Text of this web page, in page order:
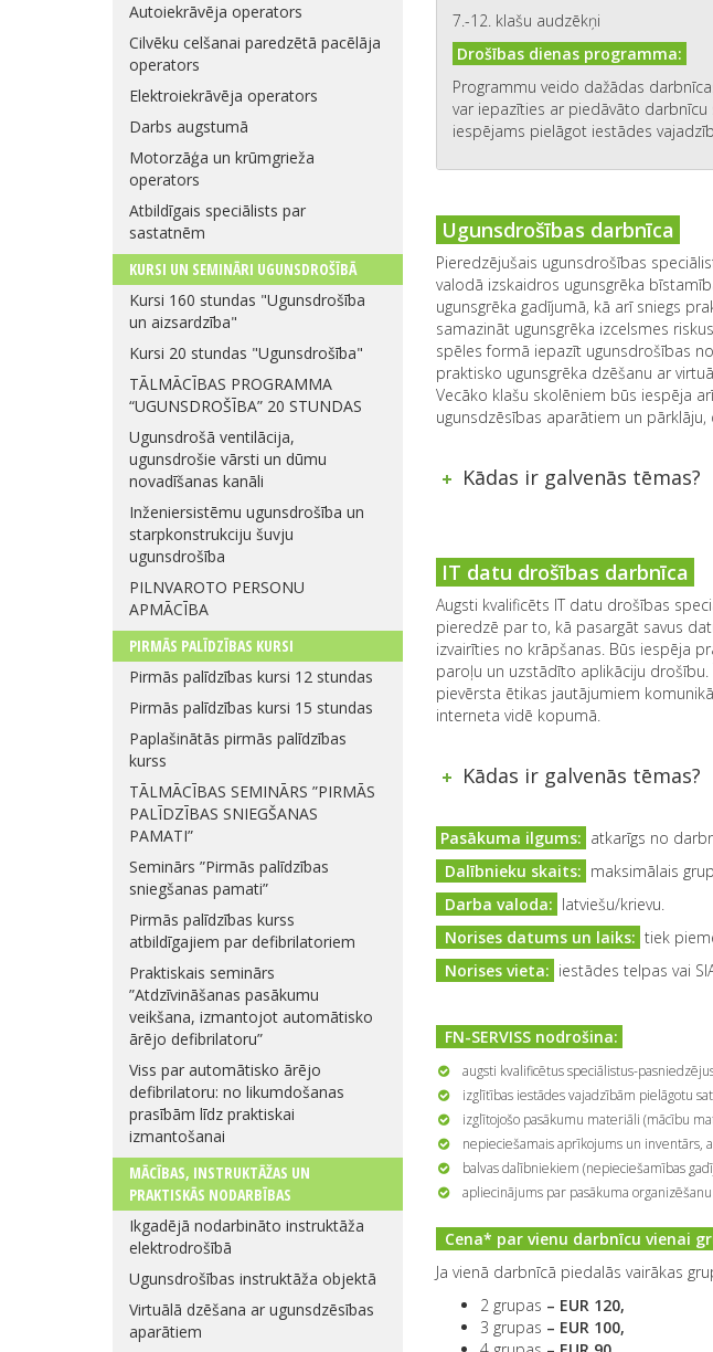
Autoiekrāvēja operators
Cilvēku celšanai paredzētā pacēlāja
operators
Elektroiekrāvēja operators
Darbs augstumā
Motorzāģa un krūmgrieža
operators
Atbildīgais speciālists par
sastatnēm
KURSI UN SEMINĀRI UGUNSDROŠĪBĀ
Kursi 160 stundas "Ugunsdrošība
un aizsardzība"
Kursi 20 stundas "Ugunsdrošība"
TĀLMĀCĪBAS PROGRAMMA
“UGUNSDROŠĪBA” 20 STUNDAS
Ugunsdrošā ventilācija,
ugunsdrošie vārsti un dūmu
novadīšanas kanāli
Inženiersistēmu ugunsdrošība un
starpkonstrukciju šuvju
ugunsdrošība
PILNVAROTO PERSONU
APMĀCĪBA
PIRMĀS PALĪDZĪBAS KURSI
Pirmās palīdzības kursi 12 stundas
Pirmās palīdzības kursi 15 stundas
Paplašinātās pirmās palīdzības
kurss
TĀLMĀCĪBAS SEMINĀRS ”PIRMĀS
PALĪDZĪBAS SNIEGŠANAS
PAMATI”
Seminārs ”Pirmās palīdzības
sniegšanas pamati”
Pirmās palīdzības kurss
atbildīgajiem par defibrilatoriem
Praktiskais seminārs
”Atdzīvināšanas pasākumu
veikšana, izmantojot automātisko
ārējo defibrilatoru”
Viss par automātisko ārējo
defibrilatoru: no likumdošanas
prasībām līdz praktiskai
izmantošanai
MĀCĪBAS, INSTRUKTĀŽAS UN
PRAKTISKĀS NODARBĪBAS
Ikgadējā nodarbināto instruktāža
elektrodrošībā
Ugunsdrošības instruktāža objektā
Virtuālā dzēšana ar ugunsdzēsības
aparātiem
7.-12. klašu audzēkņi
Drošības dienas programma:
Programmu veido dažādas
var iepazīties ar piedāvāto darbnīcu
iespējams pielāgot iestādes
Ugunsdrošības darbnīca
Pieredzējušais ugunsdrošības
valodā izskaidros ugunsgrēka
ugunsgrēka gadījumā, kā arī sniegs
samazināt ugunsgrēka izcelsmes
spēles formā iepazīt ugunsdrošības
praktisko ugunsgrēka dzēšanu ar
Vecāko klašu skolēniem būs iespēja
ugunsdzēsības aparātiem un
Kādas ir galvenās tēmas?
IT datu drošības darbnīca
Augsti kvalificēts IT datu drošības
pieredzē par to, kā pasargāt savus
izvairīties no krāpšanas. Būs iespēja
paroļu un uzstādīto aplikāciju
pievērsta ētikas jautājumiem
interneta vidē kopumā.
Kādas ir galvenās tēmas?
Pasākuma ilgums: atkarīgs no
Dalībnieku skaits: maksimālais
Darba valoda: latviešu/krievu.
Norises datums un laiks: tiek
Norises vieta: iestādes telpas vai
FN-SERVISS nodrošina:
augsti kvalificētus speciālistus-
izglītības iestādes vajadzībām pielāgotu
izglītojošo pasākumu materiāli (mācību
nepieciešamais aprīkojums un inventārs,
balvas dalībniekiem (nepieciešamības
apliecinājums par pasākuma
Cena* par vienu darbnīcu vienai
Ja vienā darbnīcā piedalās vairākas
2 grupas – EUR 120,
3 grupas – EUR 100,